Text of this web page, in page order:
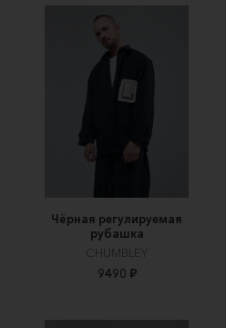
Чёрная регулируемая
рубашка
CHUMBLEY
9490 ₽